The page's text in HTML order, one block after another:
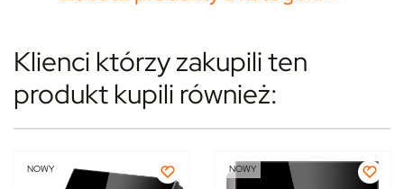
Klienci którzy zakupili ten
produkt kupili również:
NOWY NOWY